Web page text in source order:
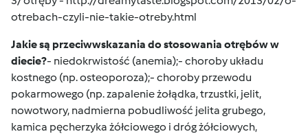
otrebach-czyli-nie-takie-otreby.html
Jakie są przeciwwskazania do stosowania otrębów w
diecie?- niedokrwistość (anemia);- choroby układu
kostnego (np. osteoporoza);- choroby przewodu
pokarmowego (np. zapalenie żołądka, trzustki, jelit,
nowotwory, nadmierna pobudliwość jelita grubego,
kamica pęcherzyka żółciowego i dróg żółciowych,